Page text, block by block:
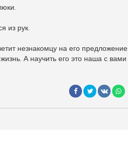
из рук.
незнакомцу на его предложение
А научить его это наша с вами